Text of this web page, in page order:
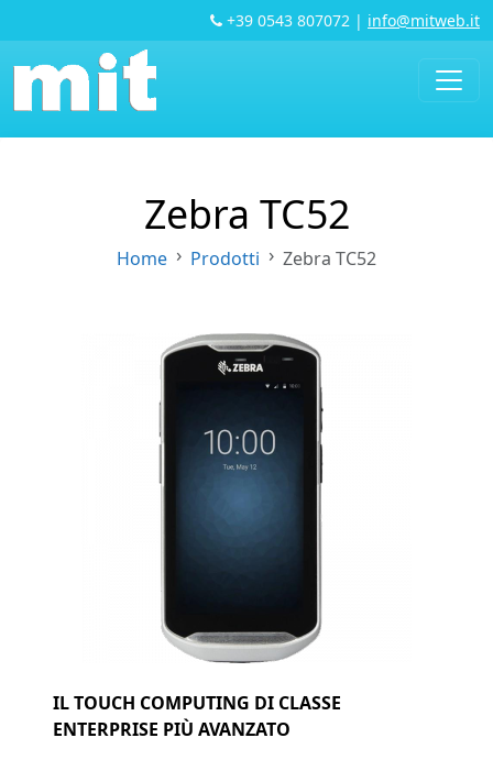
+39 0543 807072 | info@mitweb.it
Zebra TC52
Home Prodotti Zebra TC52
IL TOUCH COMPUTING DI CLASSE
ENTERPRISE PIÙ AVANZATO